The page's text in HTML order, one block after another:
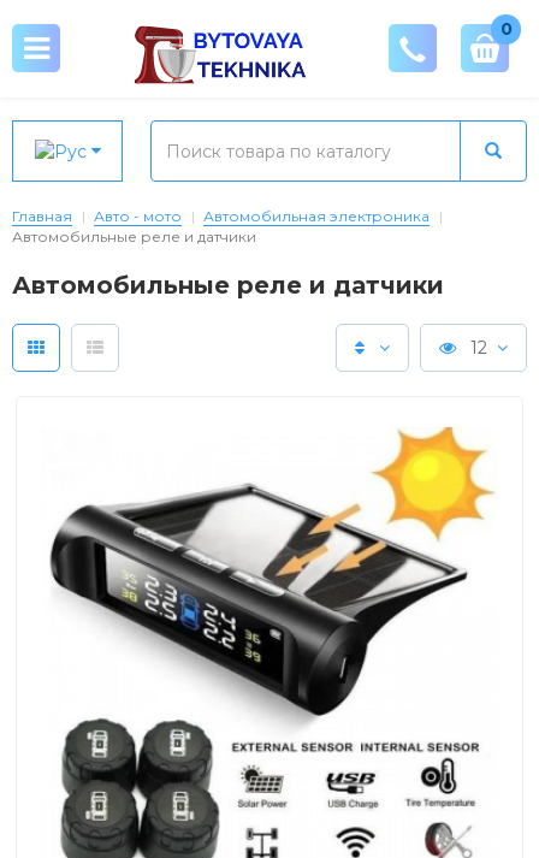
0
Главная Авто - мото
Автомобильная электроника
Автомобильные реле и датчики
Автомобильные реле и датчики
12